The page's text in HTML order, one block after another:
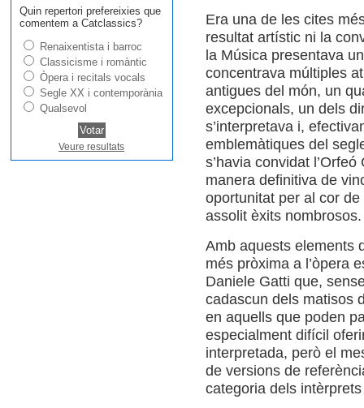
Quin repertori prefereixies que
comentem a Catclassics?
Renaixentista i barroc
Classicisme i romàntic
Òpera i recitals vocals
Segle XX i contemporània
Qualsevol
Veure resultats
Era una de les cites
resultat artístic ni la
la Música presentava
concentrava múltiples
antigues del món, un
excepcionals, un dels
s’interpretava i,
emblemàtiques del
s’havia convidat
manera definitiva de
oportunitat per al cor
assolit èxits nombrosos.
Amb aquests elements
més pròxima a l’òpera
Daniele Gatti que,
cadascun dels matisos
en aquells que poden
especialment difícil
interpretada, però el
de versions de
categoria dels